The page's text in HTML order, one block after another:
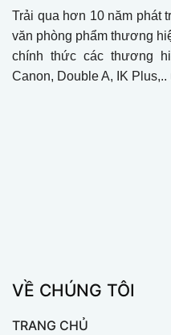
Trải qua hơn 10 năm phát
văn phòng phẩm thương
chính thức các thương
Canon, Double A, IK
VỀ CHÚNG TÔI
TRANG CHỦ